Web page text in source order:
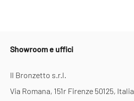
Showroom e uffici
Il Bronzetto s.r.l.
Via Romana, 151r Firenze 50125, Italia